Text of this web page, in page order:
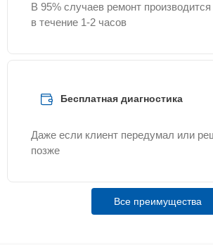
В 95% случаев ремонт
в течение 1-2 часов
Бесплатная диагностика
Даже если клиент передумал или
позже
Все преимущества